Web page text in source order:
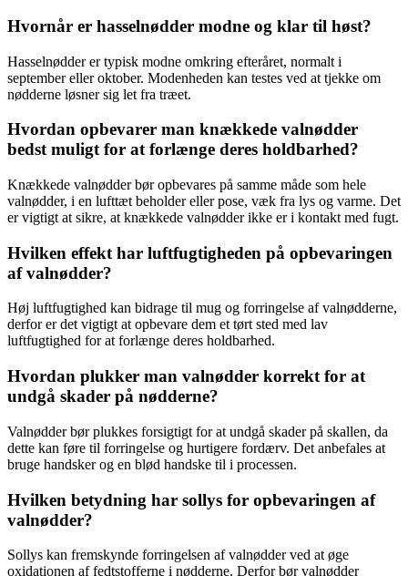
Hvornår er hasselnødder modne og klar til høst?
Hasselnødder er typisk modne omkring efteråret, normalt i
september eller oktober. Modenheden kan testes ved at tjekke om
nødderne løsner sig let fra træet.
Hvordan opbevarer man knækkede valnødder
bedst muligt for at forlænge deres holdbarhed?
Knækkede valnødder bør opbevares på samme måde som hele
valnødder, i en lufttæt beholder eller pose, væk fra lys og varme. Det
er vigtigt at sikre, at knækkede valnødder ikke er i kontakt med fugt.
Hvilken effekt har luftfugtigheden på opbevaringen
af valnødder?
Høj luftfugtighed kan bidrage til mug og forringelse af valnødderne,
derfor er det vigtigt at opbevare dem et tørt sted med lav
luftfugtighed for at forlænge deres holdbarhed.
Hvordan plukker man valnødder korrekt for at
undgå skader på nødderne?
Valnødder bør plukkes forsigtigt for at undgå skader på skallen, da
dette kan føre til forringelse og hurtigere fordærv. Det anbefales at
bruge handsker og en blød handske til i processen.
Hvilken betydning har sollys for opbevaringen af
valnødder?
Sollys kan fremskynde forringelsen af valnødder ved at øge
oxidationen af fedtstofferne i nødderne. Derfor bør valnødder